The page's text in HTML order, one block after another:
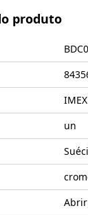
produto
IMEX
un